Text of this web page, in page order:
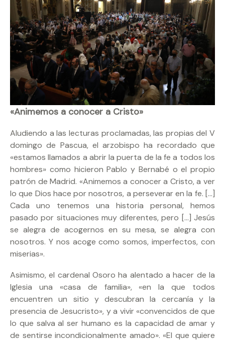
«Animemos a conocer a Cristo»
Aludiendo a las lecturas proclamadas, las propias del V
domingo de Pascua, el arzobispo ha recordado que
«estamos llamados a abrir la puerta de la fe a todos los
hombres» como hicieron Pablo y Bernabé o el propio
patrón de Madrid. «Animemos a conocer a Cristo, a ver
lo que Dios hace por nosotros, a perseverar en la fe. […]
Cada uno tenemos una historia personal, hemos
pasado por situaciones muy diferentes, pero […] Jesús
se alegra de acogernos en su mesa, se alegra con
nosotros. Y nos acoge como somos, imperfectos, con
miserias».
Asimismo, el cardenal Osoro ha alentado a hacer de la
Iglesia una «casa de familia», «en la que todos
encuentren un sitio y descubran la cercanía y la
presencia de Jesucristo», y a vivir «convencidos de que
lo que salva al ser humano es la capacidad de amar y
de sentirse incondicionalmente amado». «El que quiere